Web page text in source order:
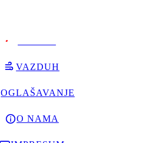
VAZDUH
OGLAŠAVANJE
O NAMA